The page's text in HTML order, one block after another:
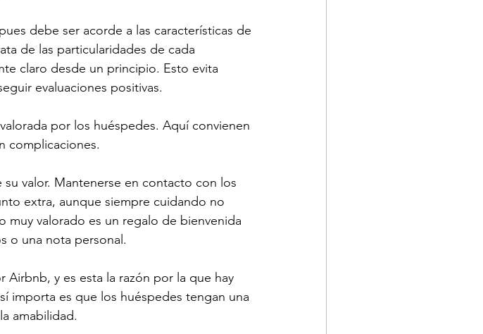
debe ser acorde a las características de
de las particularidades de cada
claro desde un principio. Esto evita
evaluaciones positivas.
por los huéspedes. Aquí convienen
complicaciones.
valor. Mantenerse en contacto con los
extra, aunque siempre cuidando no
muy valorado es un regalo de bienvenida
o una nota personal.
y es esta la razón por la que hay
importa es que los huéspedes tengan una
amabilidad.